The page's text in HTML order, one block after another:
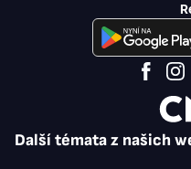
Další témata z našich